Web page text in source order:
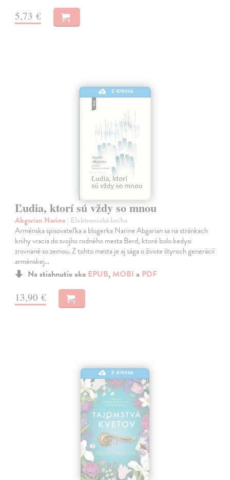
5,73 €
E-KNIHA
Ľudia, ktorí sú vždy so mnou
Abgarian Narine | Elektronická kniha
Arménska spisovateľka a blogerka Narine Abgarian sa na stránkach
knihy vracia do svojho rodného mesta Berd, ktoré bolo kedysi
zrovnané so zemou. Z tohto mesta je aj sága o živote štyroch generácií
arménskej…
Na stiahnutie ako EPUB, MOBI a PDF
13,90 €
E-KNIHA